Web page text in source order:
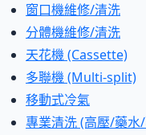
窗口機維修/清洗
分體機維修/清洗
天花機 (Cassette)
多聯機 (Multi-split)
移動式冷氣
專業清洗 (高壓/藥水